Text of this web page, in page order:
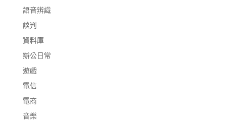
語音辨識
談判
資料庫
辦公日常
遊戲
電信
電商
音樂